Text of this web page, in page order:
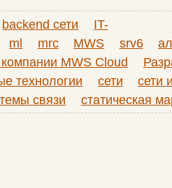
backend сети
IT-
ml mrc MWS srv6
MWS Cloud
технологии сети
сети
связи статическая